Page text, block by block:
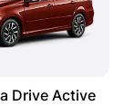
Drive Active